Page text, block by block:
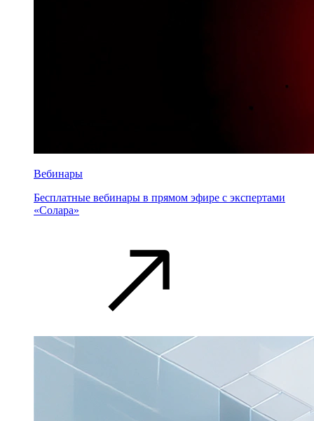
Вебинары
Бесплатные вебинары в прямом эфире с экспертами
«Солара»